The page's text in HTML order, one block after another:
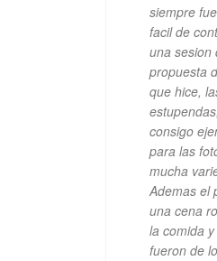
siempre
facil de
una sesion
propuesta
que hice,
consigo
para las
mucha
Ademas el
una cena
la comida
fueron de